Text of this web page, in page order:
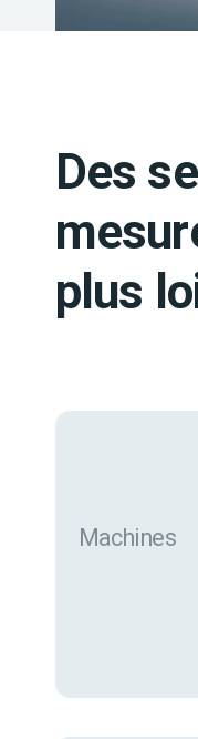
Des
plus
Machines